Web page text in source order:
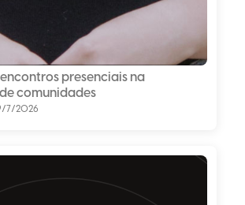
presenciais na
comunidades
7/2026